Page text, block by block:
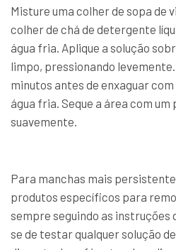
Misture uma colher de sopa de
colher de chá de detergente
água fria. Aplique a solução
limpo, pressionando
minutos antes de enxaguar
água fria. Seque a área com
suavemente.
Para manchas mais
produtos específicos para
sempre seguindo as
se de testar qualquer solução